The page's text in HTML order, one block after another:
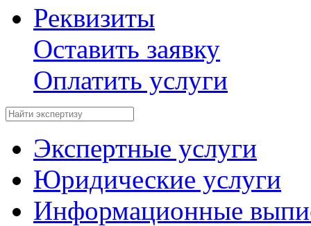
Реквизиты
Оставить заявку
Оплатить услуги
Экспертные услуги
Юридические услуги
Информационные